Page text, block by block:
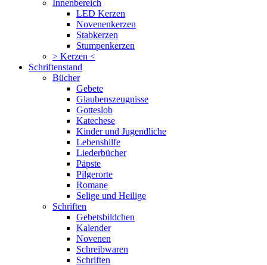
Innenbereich
LED Kerzen
Novenenkerzen
Stabkerzen
Stumpenkerzen
> Kerzen <
Schriftenstand
Bücher
Gebete
Glaubenszeugnisse
Gotteslob
Katechese
Kinder und Jugendliche
Lebenshilfe
Liederbücher
Päpste
Pilgerorte
Romane
Selige und Heilige
Schriften
Gebetsbildchen
Kalender
Novenen
Schreibwaren
Schriften